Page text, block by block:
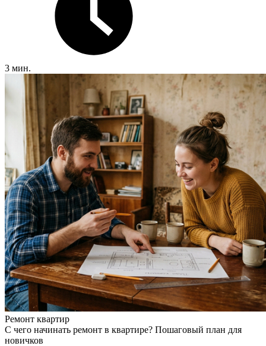
3 мин.
Ремонт квартир
С чего начинать ремонт в квартире? Пошаговый план для
новичков